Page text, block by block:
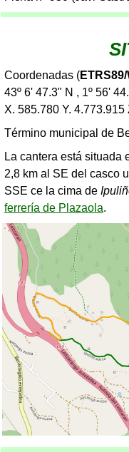
Coordenadas (
43º 6' 47.3" N , 1º 56'
X. 585.780 Y. 4.773.915
Término municipal de
La cantera está situada
2,8 km al SE del casco
SSE ce la cima de
ferrería de Plazaola.